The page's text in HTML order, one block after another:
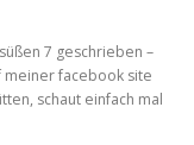
7 geschrieben –
facebook site
schaut einfach mal